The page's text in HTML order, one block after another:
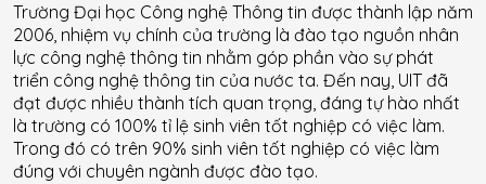
Trường Đại học Công nghệ Thông tin được thành lập năm
2006, nhiệm vụ chính của trường là đào tạo nguồn nhân
lực công nghệ thông tin nhằm góp phần vào sự phát
triển công nghệ thông tin của nước ta. Đến nay, UIT đã
đạt được nhiều thành tích quan trọng, đáng tự hào nhất
là trường có 100% tỉ lệ sinh viên tốt nghiệp có việc làm.
Trong đó có trên 90% sinh viên tốt nghiệp có việc làm
đúng với chuyên ngành được đào tạo.